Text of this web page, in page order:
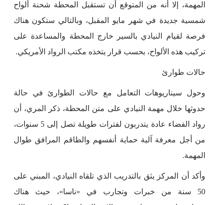
المهمة، إلا أنه من المتوقع أن تستقبل المحطة شحنة ألواح
شمسية جديدة في شهر مايو المقبل، وبالتالي ستكون هناك
فرصة لقيام النيادي بالسير خارج المحطة والمساعدة على
تركيب هذه الألواح، بحسب قرار يتخذه مكتب الرواد الأمريكي.
حالات طوارئ
وحول سيناريوهات التعامل مع حالات الطوارئ في حالة
حدوثها خلال مهمة النيادي على متن المحطة، ذكر المري، أن
رواد الفضاء عادة يتدربون لفترات طويلة تصل إلى 5 سنوات،
من أجل معرفة آلية حماية أنفسهم والطاقم المرافق طوال
المهمة.
وأكد أن المركز يثق بالتدريب الذي تلقاه النيادي، المبني على
50 سنة من خبرات وتجارب في «ناسا»، حيث هناك